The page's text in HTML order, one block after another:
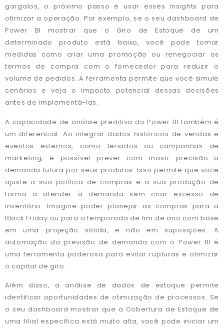
gargalos, o próximo passo é usar esses insights para
otimizar a operação. Por exemplo, se o seu dashboard de
Power BI mostrar que o Giro de Estoque de um
determinado produto está baixo, você pode tomar
medidas como criar uma promoção ou renegociar os
termos de compra com o fornecedor para reduzir o
volume de pedidos. A ferramenta permite que você simule
cenários e veja o impacto potencial dessas decisões
antes de implementá-las.
A capacidade de análise preditiva do Power BI também é
um diferencial. Ao integrar dados históricos de vendas e
eventos externos, como feriados ou campanhas de
marketing, é possível prever com maior precisão a
demanda futura por seus produtos. Isso permite que você
ajuste a sua política de compras e a sua produção de
forma a atender à demanda sem criar excesso de
inventário. Imagine poder planejar as compras para a
Black Friday ou para a temporada de fim de ano com base
em uma projeção sólida, e não em suposições. A
automação da previsão de demanda com o Power BI é
uma ferramenta poderosa para evitar rupturas e otimizar
o capital de giro.
Além disso, a análise de dados de estoque permite
identificar oportunidades de otimização de processos. Se
o seu dashboard mostrar que a Cobertura de Estoque de
uma filial específica está muito alta, você pode iniciar um